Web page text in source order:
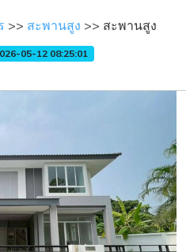
>> สะพานสูง >> สะพานสูง
05-12 08:25:01